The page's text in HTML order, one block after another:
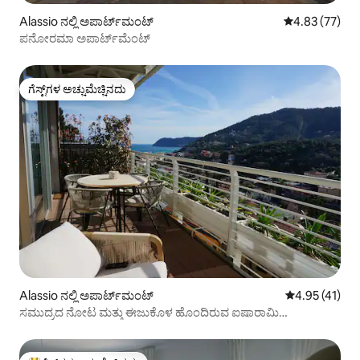
Alassio ನಲ್ಲಿ ಅಪಾರ್ಟ್‌ಮಂಟ್ 5 ರಲ್ಲಿ 4.83
4.83 (77)
ಪನೋರಮಾ ಅಪಾರ್ಟ್‌ಮೆಂಟ್
ಗೆಸ್ಟ್‌ಗಳ ಅಚ್ಚುಮೆಚ್ಚಿನದು
ಗೆಸ್ಟ್‌ಗಳ ಅಚ್ಚುಮೆಚ್ಚಿನದು
Alassio ನಲ್ಲಿ ಅಪಾರ್ಟ್‌ಮಂಟ್ 5 ರಲ್ಲಿ 4.95
4.95 (41)
ಸಮುದ್ರದ ನೋಟ ಮತ್ತು ಈಜುಕೊಳ ಹೊಂದಿರುವ ಐಷಾರಾಮಿ